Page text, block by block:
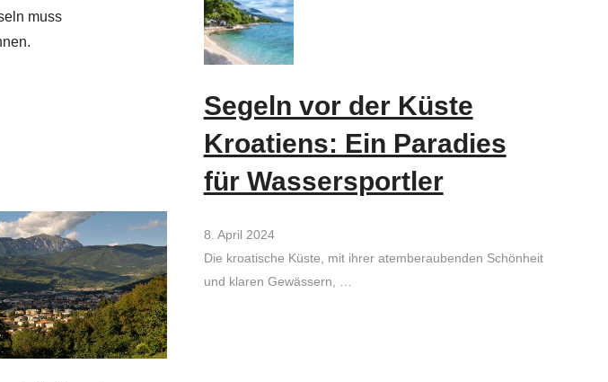
muss
Segeln vor der Küste
Kroatiens: Ein Paradies
für Wassersportler
8. April 2024
Die kroatische Küste, mit ihrer atemberaubenden Schönheit
und klaren Gewässern, …